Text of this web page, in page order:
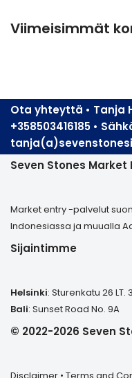
Viimeisimmät
Ota yhteyttä • Tanja
+358503416185 •
Seven Stones Market
Market entry -palvelut
Indonesiassa ja muualla
Sijaintimme
Helsinki: Sturenkatu 26 LT.
Bali: Sunset Road No. 9A
© 2022-2026 Seven